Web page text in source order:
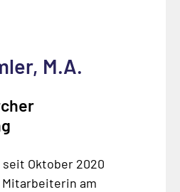
M.A.
Oktober 2020
am